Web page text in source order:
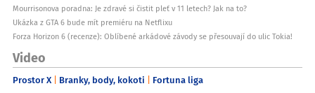
Mourrisonova poradna: Je zdravé si čistit pleť v 11 letech? Jak na to?
Ukázka z GTA 6 bude mít premiéru na Netflixu
Forza Horizon 6 (recenze): Oblíbené arkádové závody se přesouvají do ulic Tokia!
Video
Prostor X Branky, body, kokoti Fortuna liga